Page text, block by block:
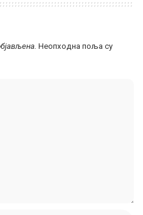
Неопходна поља су